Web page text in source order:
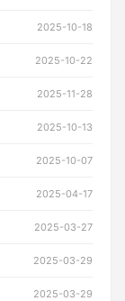
2025-10-18
2025-10-22
2025-11-28
2025-10-13
2025-10-07
2025-04-17
2025-03-27
2025-03-29
2025-03-29